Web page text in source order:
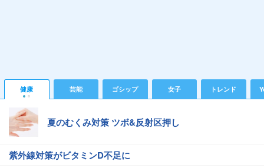
健康 芸能 ゴシップ 女子 トレンド
夏のむくみ対策 ツボ&反射区押し
紫外線対策がビタミンD不足に